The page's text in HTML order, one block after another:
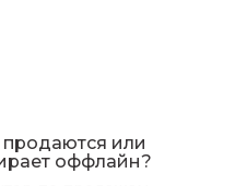
или
оффлайн?